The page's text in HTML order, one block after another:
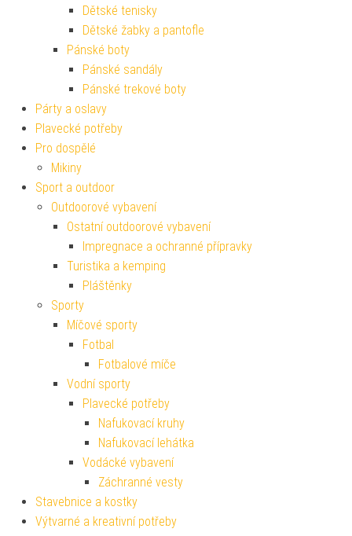
Dětské tenisky
Dětské žabky a pantofle
Pánské boty
Pánské sandály
Pánské trekové boty
Párty a oslavy
Plavecké potřeby
Pro dospělé
Mikiny
Sport a outdoor
Outdoorové vybavení
Ostatní outdoorové vybavení
Impregnace a ochranné přípravky
Turistika a kemping
Pláštěnky
Sporty
Míčové sporty
Fotbal
Fotbalové míče
Vodní sporty
Plavecké potřeby
Nafukovací kruhy
Nafukovací lehátka
Vodácké vybavení
Záchranné vesty
Stavebnice a kostky
Výtvarné a kreativní potřeby